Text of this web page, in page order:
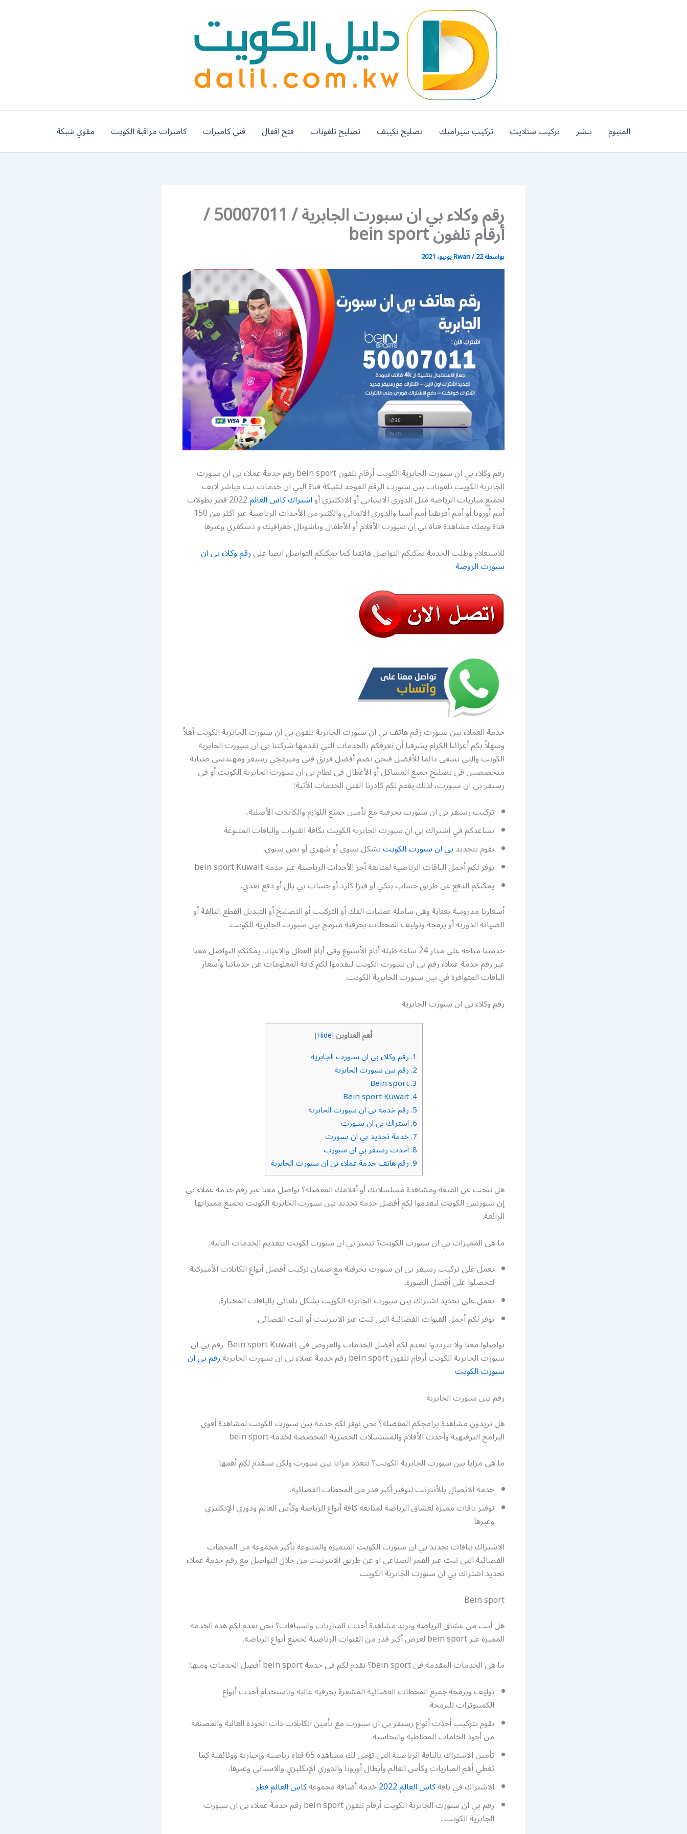
المنيوم بنشر تركيب ستلايت تركيب سيراميك تصليح تكييف تصليح تلفونات فتح اقفال فني كاميرات كاميرات مراقبة الكويت مقوي شبكة
رقم وكلاء بي ان سبورت الجابرية / 50007011 /
أرقام تلفون bein sport
بواسطة Rwan/22 يونيو، 2021
رقم وكلاء بي ان سبورت الجابرية الكويت أرقام تلفون bein sport رقم خدمة عملاء بي ان سبورت
الجابرية الكويت تلفونات بين سبورت الرقم الموحد لشبكة قناة البي ان خدمات بث مباشر لايف
لجميع مباريات الرياضة مثل الدوري الاسباني أو الانكليزي أواشتراك كاس العالم 2022 قطر بطولات
أمم أوروبا أو أمم أفريقيا أمم أسيا والدوري الالماني والكثير من الأحداث الرياضية عبر اكثر من 150
قناة ويمك مشاهدة قناة بي ان سبورت الأفلام أو الأطفال وناشونال جغرافيك و دسكفري وغيرها
للاستعلام وطلب الخدمة يمكنكم التواصل هاتفيا كما يمكنكم التواصل ايضا علىرقم وكلاء بي ان
سبورت الروضة
خدمة العملاء بين سبورت رقم هاتف بي ان سبورت الجابرية تلفون بي ان سبورت الجابرية الكويت أهلاً
وسهلاً بكم أعزائنا الكرام يشرفنا أن نعرفكم بالخدمات التي تقدمها شركتنا بي ان سبورت الجابرية
الكويت والتي تسعى دائماً للأفضل فنحن نضم أفضل فريق فني ومبرمجي رسيفر ومهندسي صيانة
متخصصين قي تصليح جميع المشاكل أو الأعطال في نظام بي ان سبورت الجابرية الكويت أو في
رسيفر بي ان سبورت، لذلك يقدم لكم كادرنا الفني الخدمات الأتية:
تركيب رسيفر بي ان سبورت بحرفية مع تأمين جميع اللوازم والكابلات الأصلية.
نساعدكم في اشتراك بي ان سبورت الجابرية الكويت بكافة القنوات والباقات المتنوعة
نقوم بتجديدبي ان سبورت الكويتبشكل سنوي أو شهري أو نص سنوي.
نوفر لكم أجمل الباقات الرياضية لمتابعة أخر الأحداث الرياضية عبر خدمة bein sport Kuwait
يمكنكم الدفع عن طريق حساب بنكي أو فيزا كارد أو حساب بي بال أو دفع نقدي.
أسعارنا مدروسة بعناية وهي شاملة عمليات الفك أو التركيب أو التصليح أو التبديل القطع التالفة أو
الصيانة الدورية أو برمجة وتوليف المحطات بحرفية مبرمج بين سبورت الجابرية الكويت.
خدمتنا متاحة على مدار 24 ساعة طيلة أيام الأسبوع وفي أيام العطل والاعياد، يمكنكم التواصل معنا
عبر رقم خدمة عملاء رقم بي ان سبورت الكويت ليقدموا لكم كافة المعلومات عن خدماتنا وأسعار
الباقات المتوافرة في بين سبورت الجابرية الكويت.
رقم وكلاء بي ان سبورت الجابرية
أهم العناوين [
Hide
]
1. رقم وكلاء بي ان سبورت الجابرية
2. رقم بين سبورت الجابرية
3.
Bein sport
4.
Bein sport Kuwait
5. رقم خدمة بي ان سبورت الجابرية
6. اشتراك بي ان سبورت
7. خدمة تجديد بي ان سبورت
8. احدث رسيفر بي ان سبورت
9. رقم هاتف خدمة عملاء بي ان سبورت الجابرية
هل تبحث عن المتعة ومشاهدة مسلسلاتك أو أفلامك المفضلة؟ تواصل معنا عبر رقم خدمة عملاء بي
إن سبورتس الكويت ليقدموا لكم أفضل خدمة تجديد بين سبورت الجابرية الكويت بجميع مميزاتها
الرائعة.
ما هي المميزات بي ان سبورت الكويت؟ تتميز بي ان سبورت لكويت بتقديم الخدمات التالية:
نعمل على تركيب رسيفر بي ان سبورت بحرفية مع ضمان تركيب أفضل أنواع الكابلات الأميركية
لتحصلوا على أفضل الصورة.
نعمل على تجديد اشتراك بين سبورت الجابرية الكويت بشكل تلقائي بالباقات المختارة.
نوفر لكم أجمل القنوات الفضائية التي تبث عبر الانترنيت أو البث الفضائي.
تواصلوا معنا ولا تترددوا لنقدم لكم أفضل الخدمات والعروض في Bein sport Kuwait رقم بي ان
سبورت الجابرية الكويت أرقام تلفون bein sport رقم خدمة عملاء بي ان سبورت الجابرية رقم بي ان
سبورت الكويت
رقم بين سبورت الجابرية
هل تريدون مشاهدة برامجكم المفضلة؟ نحن نوفر لكم خدمة بين سبورت الكويت لمشاهدة أقوى
البرامج الترفيهية وأحدث الأفلام والمسلسلات الحصرية المخصصة لخدمة bein sport
ما هي مزايا بين سبورت الجابرية الكويت؟ تتعدد مزايا بين سبورت ولكن سنقدم لكم أهمها:
خدمة الاتصال بالأنترنت لتوفير أكبر قدر من المحطات الفضائية.
توفير باقات مميزة لعشاق الرياضة لمتابعة كافة أنواع الرياضة وكأس العالم ودوري الإنكليزي
وغيرها.
الاشتراك بباقات تجديد بي ان سبورت الكويت المتميزة والمتنوعة بأكبر مجموعة من المحطات
الفضائية التي تبث عبر القمر الصناعي او عن طريق الانترنيت من خلال التواصل مع رقم خدمة عملاء
تجديد اشتراك بي ان سبورت الجابرية الكويت
Bein sport
هل أنت من عشاق الرياضة وتريد مشاهدة أحدث المباريات والسباقات؟ نحن نقدم لكم هذه الخدمة
المميزة عبر bein sport لعرض أكبر قدر من القنوات الرياضية لجميع أنواع الرياضة.
ما هي الخدمات المقدمة في bein sport؟ نقدم لكم في خدمة bein sport أفضل الخدمات ومنها:
توليف وبرمجة جميع المحطات الفضائية المشفرة بحرفية عالية وباستخدام أحدث أنواع
الكمبيوترات للبرمجة.
نقوم بتركيب أحدث أنواع رسيفر بي ان سبورت مع تأمين الكابلات ذات الجودة العالية والمصنعة
من أجود الخامات المطاطية والنحاسية.
تأمين الاشتراك بالباقة الرياضية التي تؤمن لك مشاهدة 65 قناة رياضية وإخبارية ووثائقية كما
تغطي أهم المباريات وكأس العالم وأبطال أوروبا والدوري الإنكليزي والاسباني وغيرها.
الاشتراك في باقةكاس العالم 2022 خدمة أضافة مجموعةكاس العالم قطر.
رقم بي ان سبورت الجابرية الكويت أرقام تلفون bein sport رقم خدمة عملاء بي ان سبورت
الجابرية الكويت .